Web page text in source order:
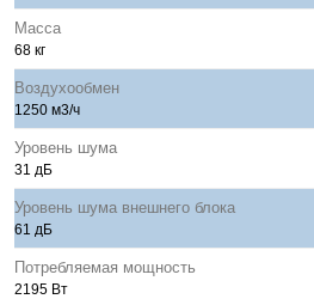
Масса
68 кг
Воздухообмен
1250 м3/ч
Уровень шума
31 дБ
Уровень шума внешнего блока
61 дБ
Потребляемая мощность
2195 Вт